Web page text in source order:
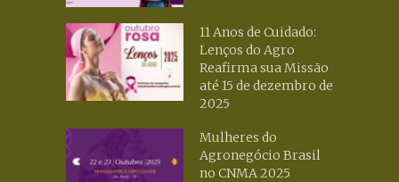
11 Anos de Cuidado:
Lenços do Agro
Reafirma sua Missão
até 15 de dezembro de
2025
Mulheres do
Agronegócio Brasil
no CNMA 2025